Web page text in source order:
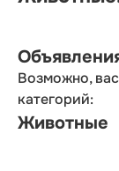
Возможно,
категорий:
Животные